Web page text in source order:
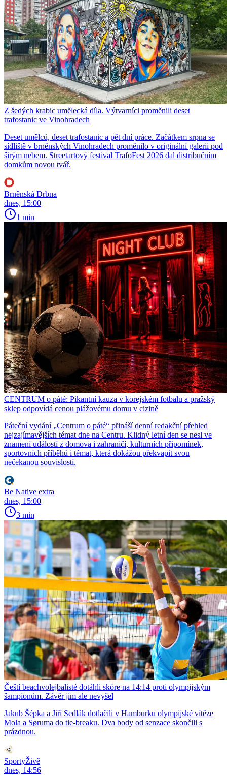
Z šedých krabic umělecká díla. Výtvarníci proměnili deset
trafostanic ve Vinohradech
Deset umělců, deset trafostanic a pět dní práce. Začátkem srpna se
sídliště v brněnských Vinohradech proměnilo v originální galerii pod
širým nebem. Streetartový festival TrafoFest 2026 dal distribučním
domkům novou tvář.
Brněnská Drbna
dnes, 15:00
1 min
CENTRUM o páté: Pikantní kauza v korejském fotbalu a pražský
sklep odpovídá cenou plážovému domu v cizině
Páteční vydání „Centrum o páté“ přináší denní redakční přehled
nejzajímavějších témat dne na Centru. Klidný letní den se nesl ve
znamení událostí z domova i zahraničí, kulturních připomínek,
sportovních příběhů i témat, která dokážou překvapit svou
nečekanou souvislostí.
Be Native extra
dnes, 15:00
3 min
Čeští beachvolejbalisté dotáhli skóre na 14:14 proti olympijským
šampionům. Závěr jim ale nevyšel
Jakub Šépka a Jiří Sedlák dotlačili v Hamburku olympijské vítěze
Mola a Søruma do tie-breaku. Dva body od senzace skončili s
prázdnou.
SportyŽivě
dnes, 14:56